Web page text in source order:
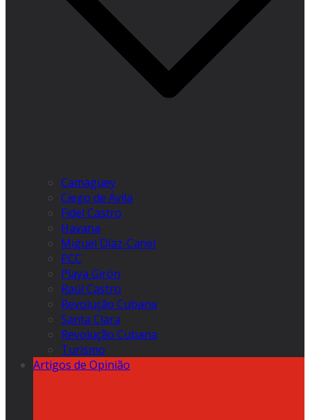
Camagüey
Ciego de Ávila
Fidel Castro
Havana
Miguel Díaz-Canel
PCC
Playa Girón
Raúl Castro
Revolução Cubana
Santa Clara
Revolução Cubana
Turismo
Artigos de Opinião